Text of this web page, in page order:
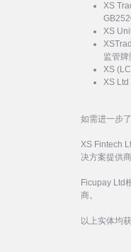
XS
XS
监管牌
XS
XS Ltd
如需进一步
XS Fintech
决方案提供
Ficupay Ltd
商。
以上实体均